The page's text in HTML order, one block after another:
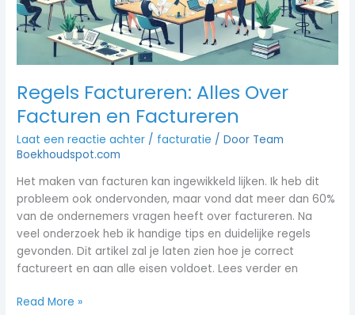
Regels Factureren: Alles Over
Facturen en Factureren
Laat een reactie achter / facturatie / Door Team
Boekhoudspot.com
Het maken van facturen kan ingewikkeld lijken. Ik heb dit
probleem ook ondervonden, maar vond dat meer dan 60%
van de ondernemers vragen heeft over factureren. Na
veel onderzoek heb ik handige tips en duidelijke regels
gevonden. Dit artikel zal je laten zien hoe je correct
factureert en aan alle eisen voldoet. Lees verder en
Read More »